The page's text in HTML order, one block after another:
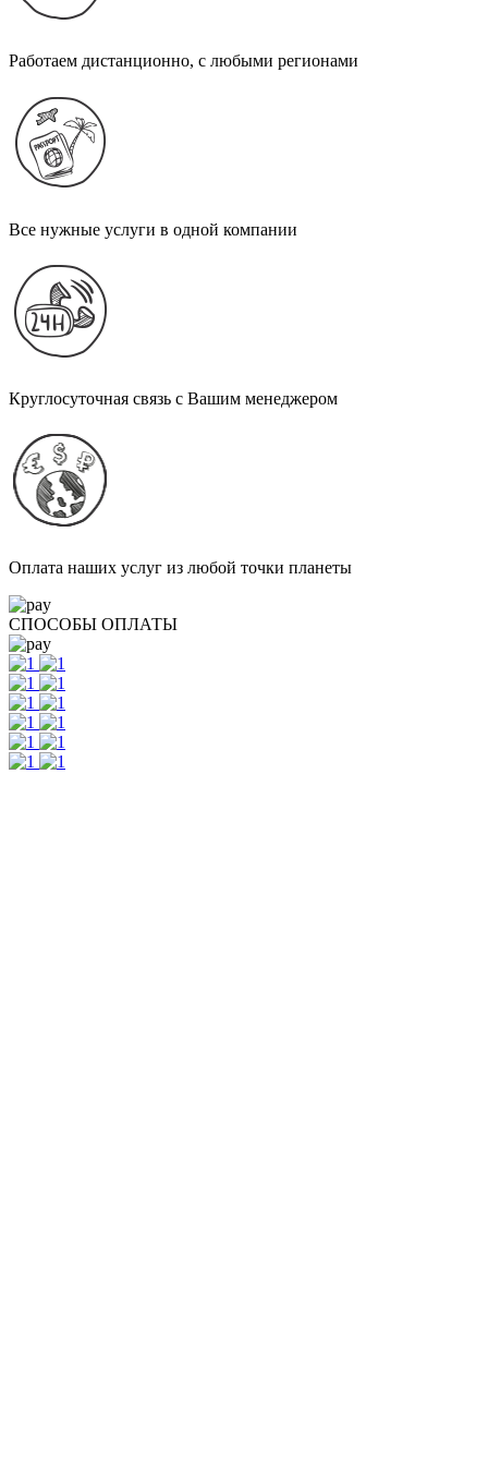
Работаем дистанционно, с любыми регионами
Все нужные услуги в одной компании
Круглосуточная связь с Вашим менеджером
Оплата наших услуг из любой точки планеты
СПОСОБЫ ОПЛАТЫ